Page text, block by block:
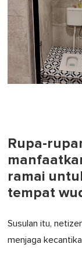
Rupa-
ramai
tempat
Susulan itu,
menjaga